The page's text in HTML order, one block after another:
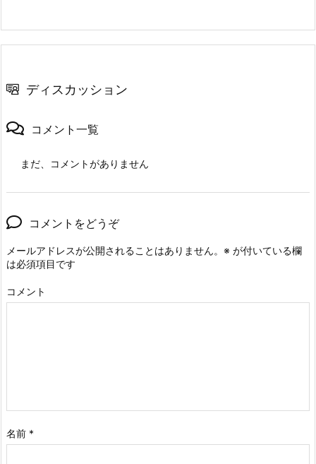
ディスカッション
コメント一覧
まだ、コメントがありません
コメントをどうぞ
メールアドレスが公開されることはありません。 ※ が付いている欄
は必須項目です
コメント
名前 *